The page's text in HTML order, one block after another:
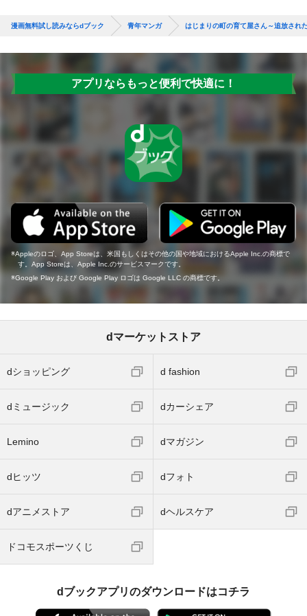
漫画無料試し読みならdブック 青年マンガ はじまりの町の育て屋さん～追放され
アプリならもっと便利で快適に！
Appleのロゴ、App Storeは、米国もしくはその他の国や地域におけるApple Inc.の商標で
す。App Storeは、Apple Inc.のサービスマークです。
Google Play および Google Play ロゴは Google LLC の商標です。
dマーケットストア
dショッピング d fashion
dミュージック dカーシェア
Lemino dマガジン
dヒッツ dフォト
dアニメストア dヘルスケア
ドコモスポーツくじ
dブックアプリのダウンロードはコチラ